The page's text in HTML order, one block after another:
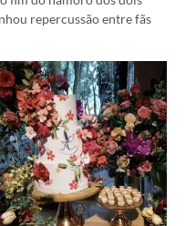
repercussão entre fãs